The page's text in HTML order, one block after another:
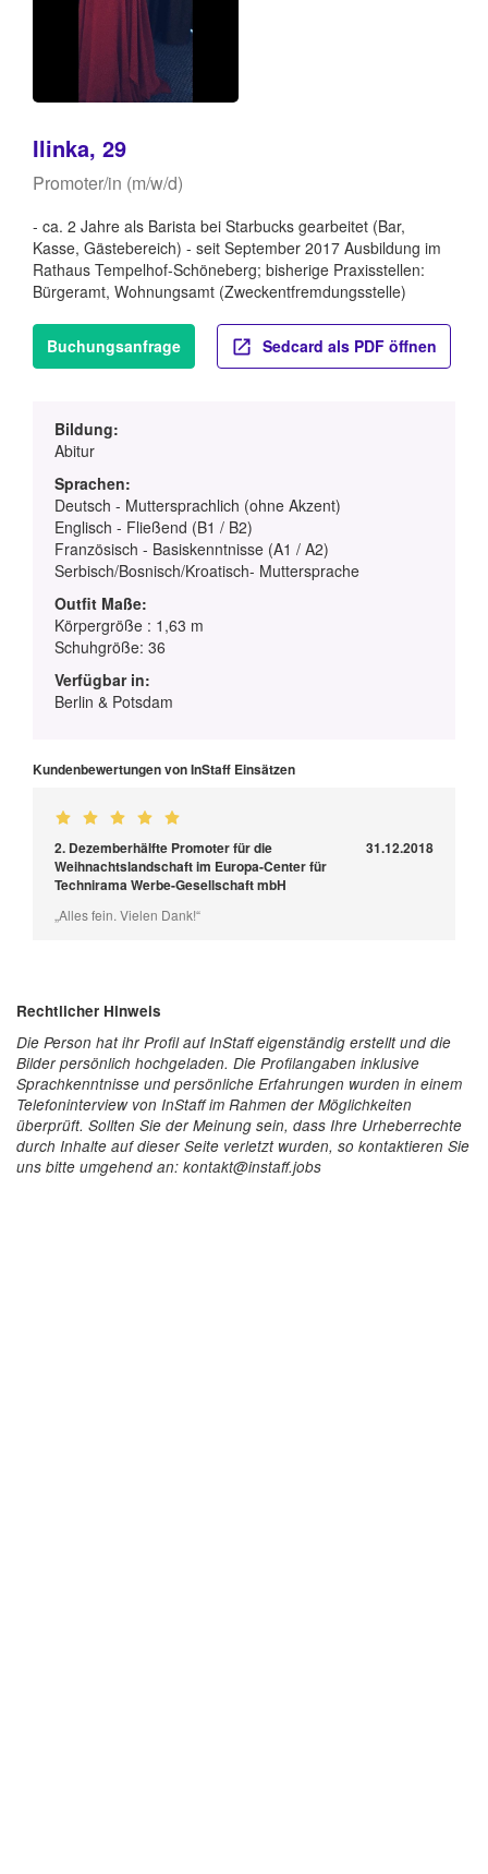
Ilinka, 29
Promoter/in (m/w/d)
- ca. 2 Jahre als Barista bei Starbucks gearbeitet (Bar,
Kasse, Gästebereich) - seit September 2017 Ausbildung im
Rathaus Tempelhof-Schöneberg; bisherige Praxisstellen:
Bürgeramt, Wohnungsamt (Zweckentfremdungsstelle)
Buchungsanfrage Sedcard als PDF öffnen
Bildung:
Abitur
Sprachen:
Deutsch - Muttersprachlich (ohne Akzent)
Englisch - Fließend (B1 / B2)
Französisch - Basiskenntnisse (A1 / A2)
Serbisch/Bosnisch/Kroatisch- Muttersprache
Outfit Maße:
Körpergröße : 1,63 m
Schuhgröße: 36
Verfügbar in:
Berlin & Potsdam
Kundenbewertungen von InStaff Einsätzen
2. Dezemberhälfte Promoter für die
Weihnachtslandschaft im Europa-Center für
Technirama Werbe-Gesellschaft mbH
31.12.2018
„Alles fein. Vielen Dank!“
Rechtlicher Hinweis
Die Person hat ihr Profil auf InStaff eigenständig erstellt und die
Bilder persönlich hochgeladen. Die Profilangaben inklusive
Sprachkenntnisse und persönliche Erfahrungen wurden in einem
Telefoninterview von InStaff im Rahmen der Möglichkeiten
überprüft. Sollten Sie der Meinung sein, dass Ihre Urheberrechte
durch Inhalte auf dieser Seite verletzt wurden, so kontaktieren Sie
uns bitte umgehend an: kontakt@instaff.jobs